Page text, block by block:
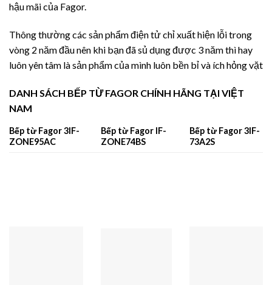
hậu mãi của Fagor.
Thông thường các sản phẩm điện tử chỉ xuất hiện lỗi trong
vòng 2 năm đầu nên khi bạn đã sủ dụng được 3 năm thì hay
luôn yên tâm là sản phẩm của mình luôn bền bỉ và ích hỏng vặt
DANH SÁCH BẾP TỪ FAGOR CHÍNH HÃNG TẠI VIỆT
NAM
Bếp từ Fagor 3IF-
ZONE95AC
Bếp từ Fagor IF-
ZONE74BS
Bếp từ Fagor 3IF-
73A2S